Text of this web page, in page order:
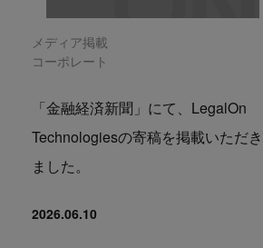
メディア掲載
コーポレート
「金融経済新聞」にて、LegalOn
Technologiesの寄稿を掲載いただき
ました。
2026.06.10